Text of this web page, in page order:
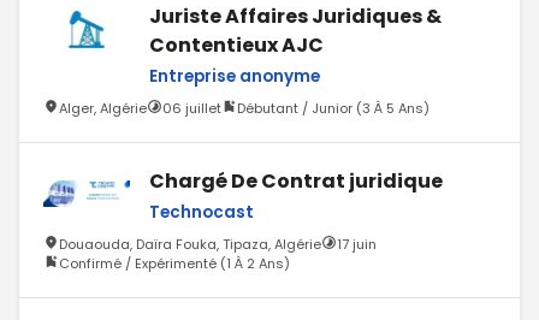
Juriste Affaires Juridiques &
Contentieux AJC
Entreprise anonyme
Alger, Algérie 06 juillet Débutant / Junior (3 À 5 Ans)
Chargé De Contrat juridique
Technocast
Douaouda, Daïra Fouka, Tipaza, Algérie
17 juin
Confirmé / Expérimenté (1 À 2 Ans)